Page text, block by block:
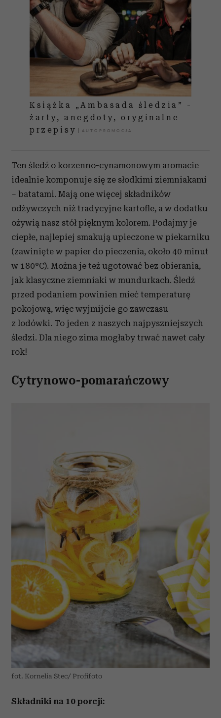
Książka „Ambasada śledzia” -
żarty, anegdoty, oryginalne
przepisy
Ten śledź o korzenno-cynamonowym aromacie
idealnie komponuje się ze słodkimi ziemniakami
– batatami. Mają one więcej składników
odżywczych niż tradycyjne kartofle, a w dodatku
ożywią nasz stół pięknym kolorem. Podajmy je
ciepłe, najlepiej smakują upieczone w piekarniku
(zawinięte w papier do pieczenia, około 40 minut
w 180°C). Można je też ugotować bez obierania,
jak klasyczne ziemniaki w mundurkach. Śledź
przed podaniem powinien mieć temperaturę
pokojową, więc wyjmijcie go zawczasu
z lodówki. To jeden z naszych najpyszniejszych
śledzi. Dla niego zima mogłaby trwać nawet cały
rok!
Cytrynowo-pomarańczowy
fot. Kornelia Stec/ Profifoto
Składniki na 10 porcji: